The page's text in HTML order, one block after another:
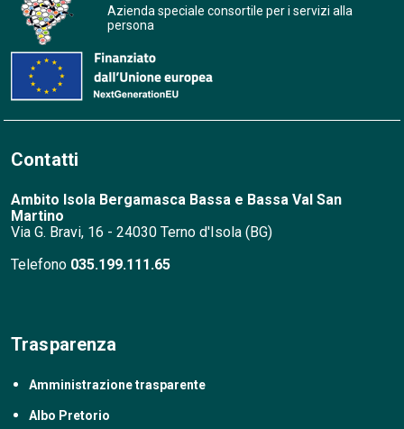
Azienda speciale consortile per i servizi alla
persona
Contatti
Ambito Isola Bergamasca Bassa e Bassa Val San
Martino
Via G. Bravi, 16 - 24030 Terno d'Isola (BG)
Telefono 035.199.111.65
Trasparenza
Amministrazione trasparente
Albo Pretorio